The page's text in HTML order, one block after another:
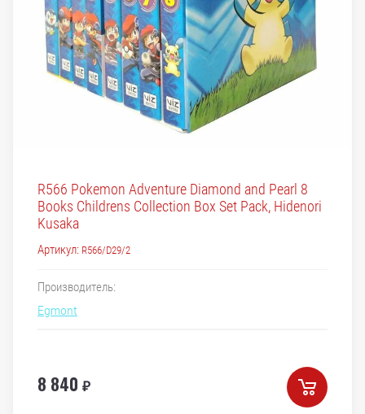
R566 Pokemon Adventure Diamond and Pearl 8
Books Childrens Collection Box Set Pack, Hidenori
Kusaka
Артикул: R566/D29/2
Производитель:
Egmont
8 840 ₽